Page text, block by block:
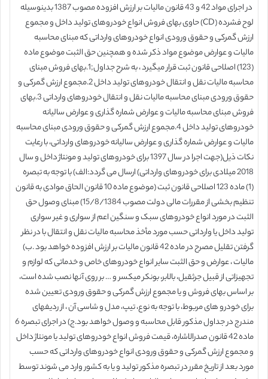
در اجرای مواد 42 و 43 قانون مالیات بر ارزش افزوده مصوب 1387 بدینوسیله
لوح فشرده (CD) حاوی بهای فروش انواع خودروهای تولید داخل و مجموع
ارزش گمرکی و حقوق ورودی انواع خودروهای وارداتی که مبنای محاسبه
مالیات و عوارض موضوع مواد ذکر شده و همچنین حق الثبت موضوع ماده
(123) اصلاحی قانون ثبت قرار می­گیرد ، به شرح جداول;1.بهای فروش مبنای
محاسبه مالیات نقل و انتقال خودروهای تولید داخل 2.مجموع ارزش گمرکی و
حقوق ورودی مبنای محاسبه مالیات نقل و انتقال خودروهای وارداتی 3.بهای
فروش مبنای محاسبه مالیات و عوارض شماره گذاری و عوارض سالیانه
خودروهای تولید داخل 4.مجموع ارزش گمرکی و حقوق ورودی مبنای محاسبه
مالیات و عوارض شماره گذاری و عوارض سالیانه خودروهای وارداتی، با رعایت
نکات ذیل(جهت اجرا در سال 1397 برای خودروهای تولید و مونتاژ داخل و سال
2018 میلادی برای خودروهای وارداتی) ارسال می ­گردد:الف) با توجه به تبصره
(1) ماده 123 اصلاحی قانون ثبت (موضوع ماده 10 قانون الحاق موادی به قانون
تنظیم بخشی از مقررات مالی دولت مصوب 15/8/1384) مبنای وصول حق
الثبت در مورد انواع خودروهای سبک و سنگین اعم از سواری و غیر سواری
تولید داخل یا وارداتی حسب مورد مأخذ محاسبه مالیات نقل و انتقال با در نظر
گرفتن تقلیل مصرح در ماده 42 قانون مالیات بر ارزش افزوده خواهد بود .ب)
مالیات ، عوارض و حق الثبت سایر انواع خودروهای خاص و خدماتی که لوازم و
تجهیزاتی از قبیل جرثقیل، بالابر، بونکر میکسر و … بر روی آنها نصب شده است،
بر اساس بهای فروش و یا مجموع ارزش گمرکی و حقوق ورودی تعیین شده
برای خودرو های مربوط، با توجه به نوع، تیپ، مدل و شاسی آن ، از ردیف­های
مندرج در جداول مذکور قابل محاسبه و وصول خواهد بود.ج) در اجرای تبصره 6
ماده 42 قانون صدرالاشاره، قیمت فروش انواع خودروهای تولید یا مونتاژ داخل
و مجموع ارزش گمرکی و حقوق ورودی انواع خودروهای وارداتی که حسب
مورد بعد از تاریخ مقرر در تبصره مذکور تولید و یا به کشور وارد می شوند توسط